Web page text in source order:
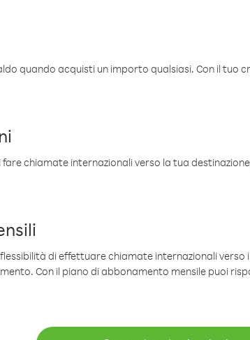
quando acquisti un importo qualsiasi. Con il tuo
chiamate internazionali verso la tua
di effettuare chiamate internazionali verso
Con il piano di abbonamento mensile puoi